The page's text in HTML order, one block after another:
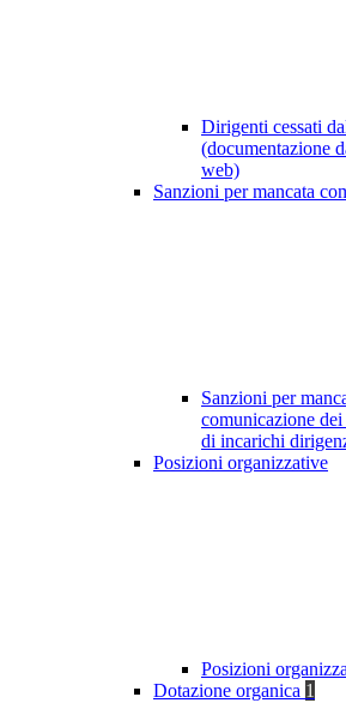
Dirigenti cessati
(documentazione
web)
Sanzioni per mancata
Sanzioni per
comunicazione
di incarichi
Posizioni organizzative
Posizioni
Dotazione organica 1